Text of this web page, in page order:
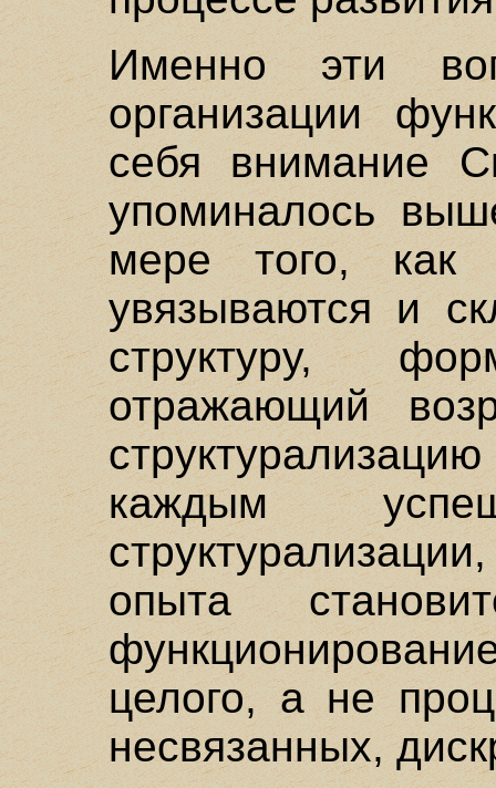
Именно эти
организации
себя внимание
упоминалось
мере того, как
увязываются и
структуру,
отражающий
каждым
опыта
целого, а не
несвязанных,